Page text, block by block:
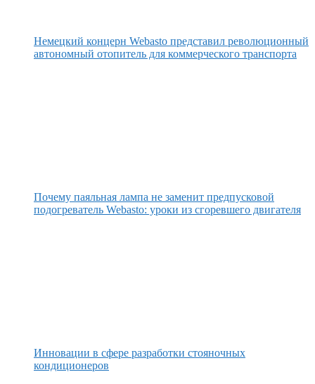
Немецкий концерн Webasto представил революционный
автономный отопитель для коммерческого транспорта
Почему паяльная лампа не заменит предпусковой
подогреватель Webasto: уроки из сгоревшего двигателя
Инновации в сфере разработки стояночных
кондиционеров